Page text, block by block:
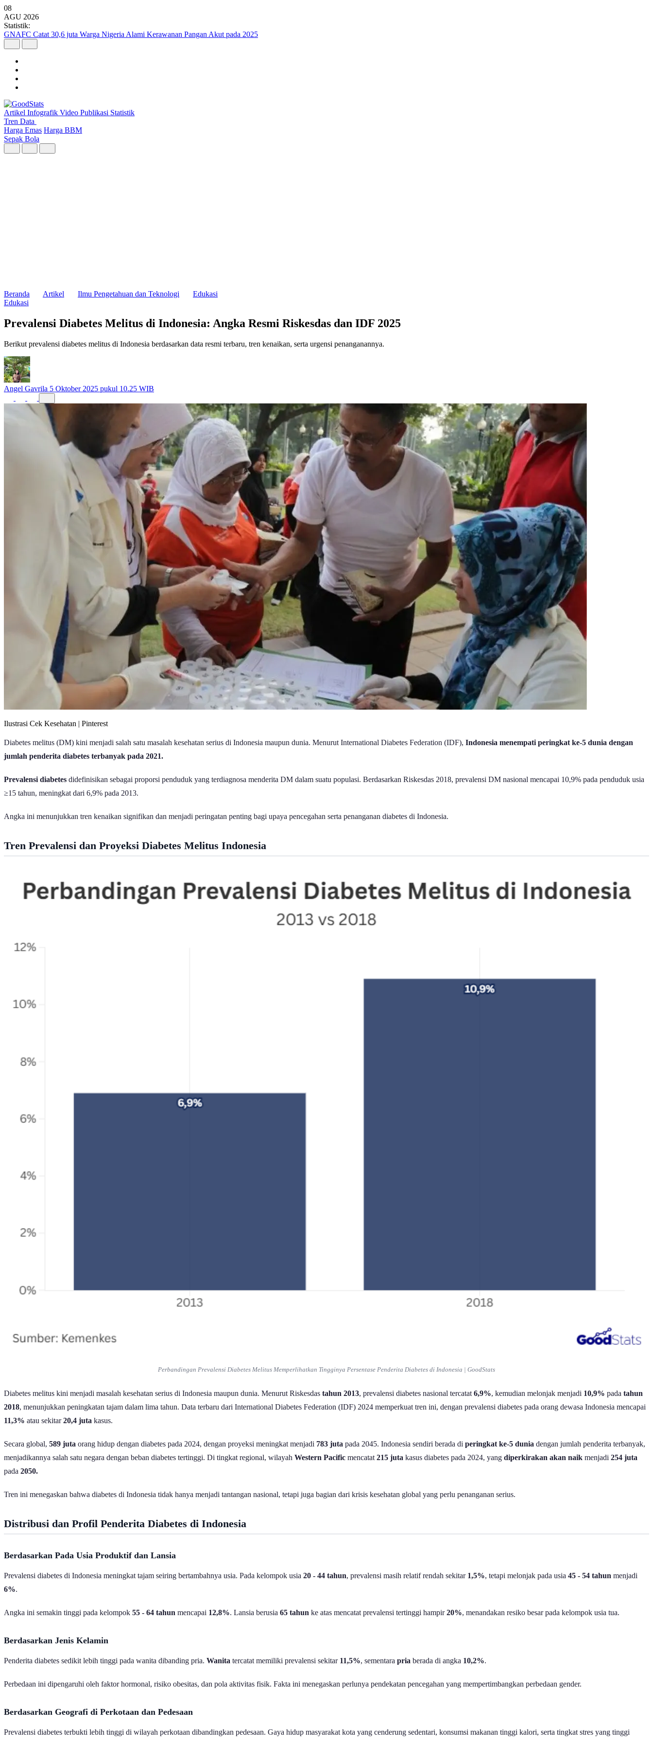
08
AGU 2026
Statistik:
GNAFC Catat 30,6 juta Warga Nigeria Alami Kerawanan Pangan Akut pada 2025
Artikel Infografik Video Publikasi Statistik
Tren Data
Harga Emas Harga BBM
Sepak Bola
Beranda Artikel Ilmu Pengetahuan dan Teknologi
Edukasi
Edukasi
Prevalensi Diabetes Melitus di Indonesia: Angka Resmi Riskesdas dan IDF 2025
Berikut prevalensi diabetes melitus di Indonesia berdasarkan data resmi terbaru, tren kenaikan, serta urgensi penanganannya.
Angel Gavrila 5 Oktober 2025 pukul 10.25 WIB
Ilustrasi Cek Kesehatan | Pinterest
Diabetes melitus (DM) kini menjadi salah satu masalah kesehatan serius di Indonesia maupun dunia. Menurut International Diabetes Federation (IDF), Indonesia menempati peringkat ke-5 dunia dengan
jumlah penderita diabetes terbanyak pada 2021.
Prevalensi diabetes didefinisikan sebagai proporsi penduduk yang terdiagnosa menderita DM dalam suatu populasi. Berdasarkan Riskesdas 2018, prevalensi DM nasional mencapai 10,9% pada penduduk usia
≥15 tahun, meningkat dari 6,9% pada 2013.
Angka ini menunjukkan tren kenaikan signifikan dan menjadi peringatan penting bagi upaya pencegahan serta penanganan diabetes di Indonesia.
Tren Prevalensi dan Proyeksi Diabetes Melitus Indonesia
Perbandingan Prevalensi Diabetes Melitus Memperlihatkan Tingginya Persentase Penderita Diabetes di Indonesia | GoodStats
Diabetes melitus kini menjadi masalah kesehatan serius di Indonesia maupun dunia. Menurut Riskesdas tahun 2013, prevalensi diabetes nasional tercatat 6,9%, kemudian melonjak menjadi 10,9% pada tahun
2018, menunjukkan peningkatan tajam dalam lima tahun. Data terbaru dari International Diabetes Federation (IDF) 2024 memperkuat tren ini, dengan prevalensi diabetes pada orang dewasa Indonesia mencapai
11,3% atau sekitar20,4 juta kasus.
Secara global, 589 juta orang hidup dengan diabetes pada 2024, dengan proyeksi meningkat menjadi 783 juta pada 2045. Indonesia sendiri berada di peringkat ke-5 dunia dengan jumlah penderita terbanyak,
menjadikannya salah satu negara dengan beban diabetes tertinggi. Di tingkat regional, wilayah Western Pacific mencatat 215 juta kasus diabetes pada 2024, yang diperkirakan akan naik menjadi 254 juta
pada 2050.
Tren ini menegaskan bahwa diabetes di Indonesia tidak hanya menjadi tantangan nasional, tetapi juga bagian dari krisis kesehatan global yang perlu penanganan serius.
Distribusi dan Profil Penderita Diabetes di Indonesia
Berdasarkan Pada Usia Produktif dan Lansia
Prevalensi diabetes di Indonesia meningkat tajam seiring bertambahnya usia. Pada kelompok usia 20 - 44 tahun, prevalensi masih relatif rendah sekitar 1,5%, tetapi melonjak pada usia 45 - 54 tahun menjadi
6%.
Angka ini semakin tinggi pada kelompok 55 - 64 tahun mencapai 12,8%. Lansia berusia 65 tahun ke atas mencatat prevalensi tertinggi hampir20%, menandakan resiko besar pada kelompok usia tua.
Berdasarkan Jenis Kelamin
Penderita diabetes sedikit lebih tinggi pada wanita dibanding pria. Wanita tercatat memiliki prevalensi sekitar 11,5%, sementara pria berada di angka 10,2%.
Perbedaan ini dipengaruhi oleh faktor hormonal, risiko obesitas, dan pola aktivitas fisik. Fakta ini menegaskan perlunya pendekatan pencegahan yang mempertimbangkan perbedaan gender.
Berdasarkan Geografi di Perkotaan dan Pedesaan
Prevalensi diabetes terbukti lebih tinggi di wilayah perkotaan dibandingkan pedesaan. Gaya hidup masyarakat kota yang cenderung sedentari, konsumsi makanan tinggi kalori, serta tingkat stres yang tinggi